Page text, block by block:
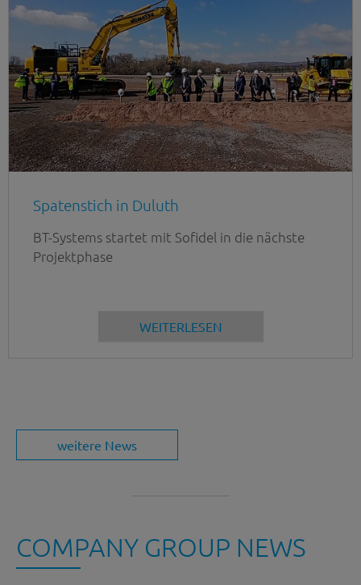
Spatenstich in Duluth
BT-Systems startet mit Sofidel in die nächste
Projektphase
WEITERLESEN
weitere News
COMPANY GROUP NEWS